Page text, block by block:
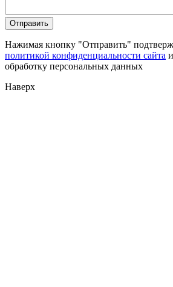
Нажимая кнопку "Отправить"
политикой конфиденциальности сайта
обработку персональных данных
Наверх